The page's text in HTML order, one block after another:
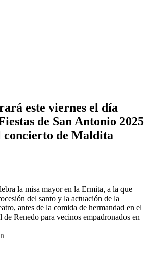
este viernes el día
de San Antonio 2025
concierto de Maldita
la misa mayor en la Ermita, a la que
del santo y la actuación de la
antes de la comida de hermandad en el
Renedo para vecinos empadronados en